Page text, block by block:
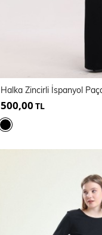
500,00 TL